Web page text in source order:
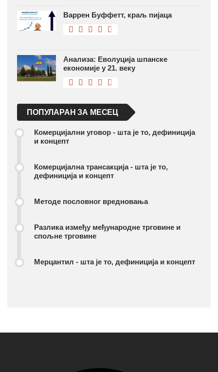
Варрен Буффетт, краљ пијаца
Анализа: Еволуција шпанске
економије у 21. веку
ПОПУЛАРАН ЗА МЕСЕЦ
Комерцијални уговор - шта је то, дефиниција
и концепт
Комерцијална трансакција - шта је то,
дефиниција и концепт
Методе пословног вредновања
Разлика између међународне трговине и
спољне трговине
Мерцантил - шта је то, дефиниција и концепт